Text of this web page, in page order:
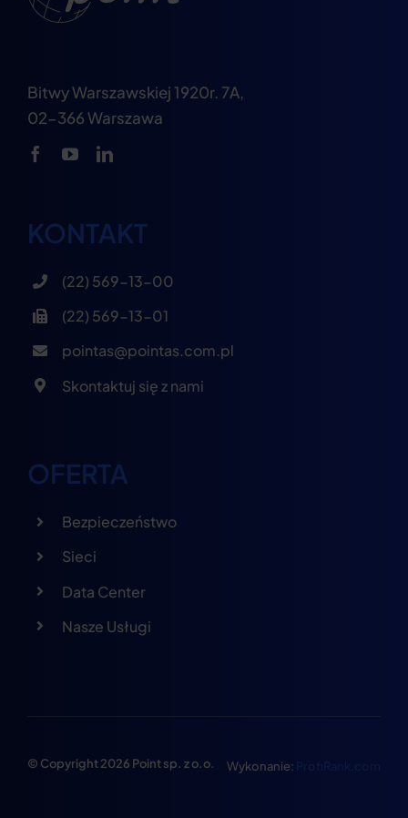
Bitwy Warszawskiej 1920r. 7A,
02-366 Warszawa
KONTAKT
(22) 569-13-00
(22) 569-13-01
pointas@pointas.com.pl
Skontaktuj się z nami
OFERTA
Bezpieczeństwo
Sieci
Data Center
Nasze Usługi
© Copyright 2026 Point sp. z o.o. Wykonanie: ProfiRank.com